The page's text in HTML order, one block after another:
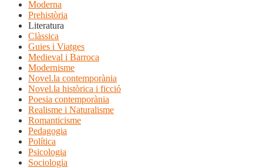
Moderna
Prehistòria
Literatura
Clàssica
Guies i Viatges
Medieval i Barroca
Modernisme
Novel.la contemporània
Novel.la històrica i ficció
Poesia contemporània
Realisme i Naturalisme
Romanticisme
Pedagogia
Política
Psicologia
Sociologia